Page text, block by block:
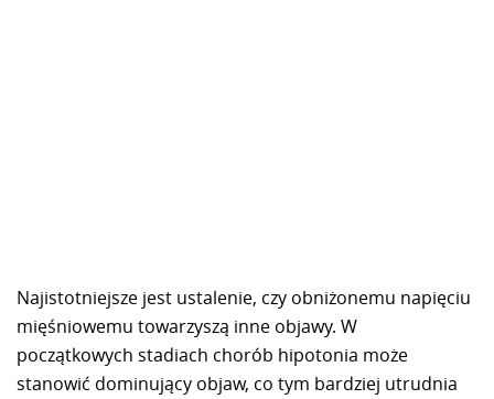
Najistotniejsze jest ustalenie, czy obniżonemu napięciu
mięśniowemu towarzyszą inne objawy. W
początkowych stadiach chorób hipotonia może
stanowić dominujący objaw, co tym bardziej utrudnia